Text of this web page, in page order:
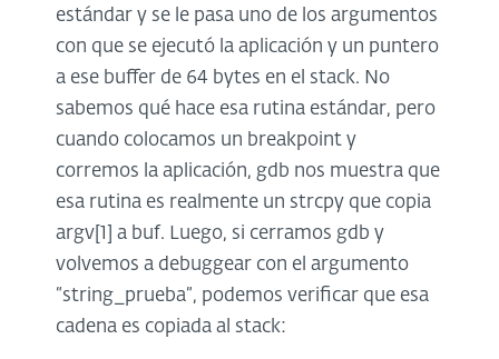
estándar y se le pasa uno de los argumentos
con que se ejecutó la aplicación y un puntero
a ese buffer de 64 bytes en el stack. No
sabemos qué hace esa rutina estándar, pero
cuando colocamos un breakpoint y
corremos la aplicación, gdb nos muestra que
esa rutina es realmente un strcpy que copia
argv[1] a buf. Luego, si cerramos gdb y
volvemos a debuggear con el argumento
“string_prueba”, podemos verificar que esa
cadena es copiada al stack: